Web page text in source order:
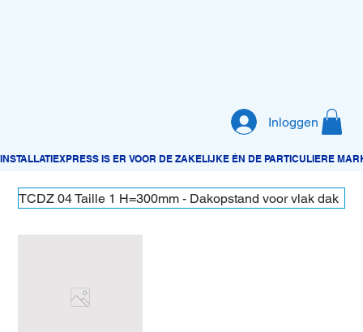
Inloggen
TCDZ 04 Taille 1 H=300mm - Dakopstand voor vlak dak